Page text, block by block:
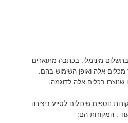
מינימלי. בכתבה מתוארים
מכלים אלה ואופן השימוש בהם.
שנוצרו בכלים אלה לדוגמה.
מומלץ בכתבה על 3 מקורות נוספים שיכולים לסייע ביצירה
. המקורות הם: